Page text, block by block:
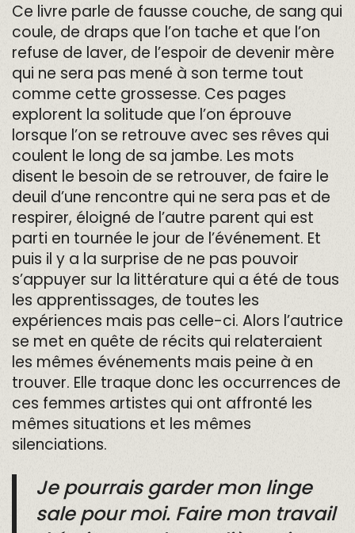
Ce livre parle de fausse couche, de sang qui
coule, de draps que l’on tache et que l’on
refuse de laver, de l’espoir de devenir mère
qui ne sera pas mené à son terme tout
comme cette grossesse. Ces pages
explorent la solitude que l’on éprouve
lorsque l’on se retrouve avec ses rêves qui
coulent le long de sa jambe. Les mots
disent le besoin de se retrouver, de faire le
deuil d’une rencontre qui ne sera pas et de
respirer, éloigné de l’autre parent qui est
parti en tournée le jour de l’événement. Et
puis il y a la surprise de ne pas pouvoir
s’appuyer sur la littérature qui a été de tous
les apprentissages, de toutes les
expériences mais pas celle-ci. Alors l’autrice
se met en quête de récits qui relateraient
les mêmes événements mais peine à en
trouver. Elle traque donc les occurrences de
ces femmes artistes qui ont affronté les
mêmes situations et les mêmes
silenciations.
Je pourrais garder mon linge
sale pour moi. Faire mon travail